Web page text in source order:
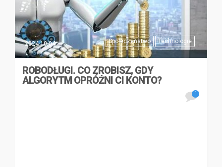
Społeczeństwo Technologie
2024-10-04
ROBODŁUGI. CO ZROBISZ, GDY
ALGORYTM OPRÓŻNI CI KONTO?
1